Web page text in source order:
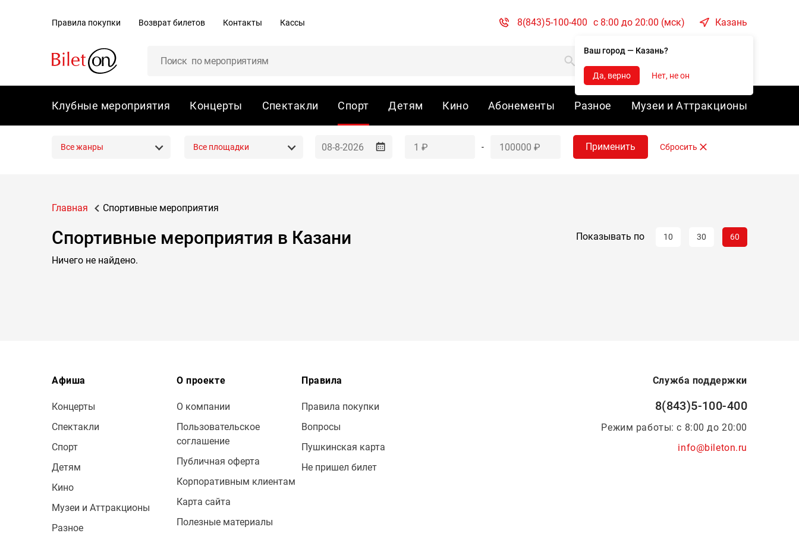
Правила покупки Возврат билетов Контакты Кассы 8(843)5-100-400 c 8:00 до 20:00 (мск) Казань
Ваш город — Казань?
Да, верно Нет, не он
Клубные мероприятия Концерты Спектакли Спорт Детям Кино Абонементы Разное Музеи и Аттракционы
Все жанры Все площадки - Применить Сбросить
Главная Спортивные мероприятия
Спортивные мероприятия в Казани Показывать по 10 30 60
Ничего не найдено.
Афиша
Концерты
Спектакли
Спорт
Детям
Кино
Музеи и Аттракционы
Разное
О проекте
О компании
Пользовательское
соглашение
Публичная оферта
Корпоративным клиентам
Карта сайта
Полезные материалы
Правила
Правила покупки
Вопросы
Пушкинская карта
Не пришел билет
Служба поддержки
8(843)5-100-400
Режим работы: с 8:00 до 20:00
info@bileton.ru